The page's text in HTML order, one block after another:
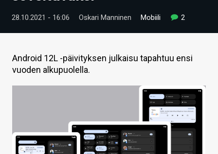
TECHBBS
HINTA.FI
HAKU
28.10.2021 - 16:06 Oskari Manninen Mobiili 2
Android 12L -päivityksen julkaisu tapahtuu ensi
vuoden alkupuolella.